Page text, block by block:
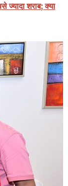
ज्यादा शराब; क्या